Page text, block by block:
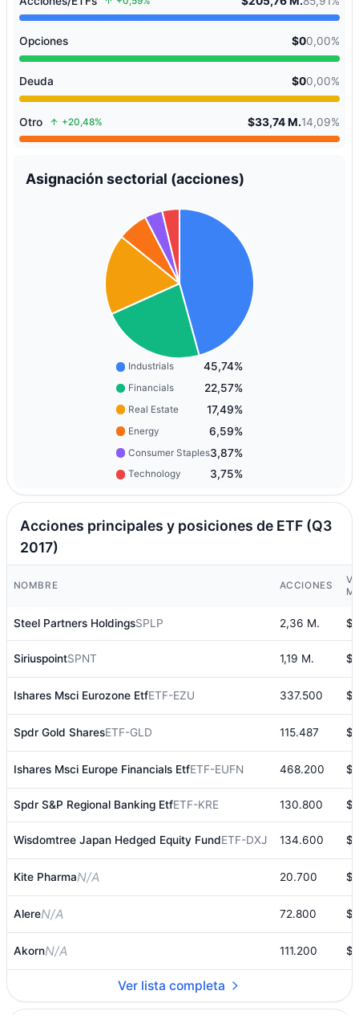
Opciones $00,00%
Deuda $00,00%
Otro +20,48% $33,74 M.14,09%
Asignación sectorial (acciones)
Industrials 45,74%
Financials 22,57%
Real Estate 17,49%
Energy 6,59%
Consumer Staples3,87%
Technology 3,75%
Acciones principales y posiciones de ETF (Q3
2017)
NOMBRE ACCIONES
Steel Partners HoldingsSPLP 2,36 M.
SiriuspointSPNT 1,19 M.
Ishares Msci Eurozone EtfETF-EZU 337.500
Spdr Gold SharesETF-GLD 115.487
Ishares Msci Europe Financials EtfETF-EUFN 468.200
Spdr S&P Regional Banking EtfETF-KRE 130.800
Wisdomtree Japan Hedged Equity FundETF-DXJ 134.600
Kite PharmaN/A 20.700
AlereN/A 72.800
AkornN/A 111.200
Ver lista completa